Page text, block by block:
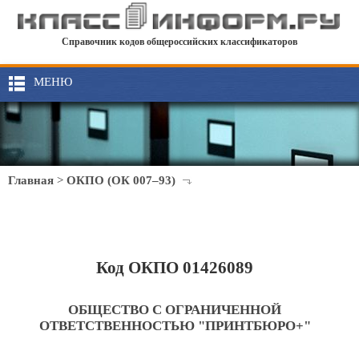
Справочник кодов общероссийских классификаторов
МЕНЮ
Главная > ОКПО (ОК 007–93)
Код ОКПО 01426089
ОБЩЕСТВО С ОГРАНИЧЕННОЙ
ОТВЕТСТВЕННОСТЬЮ "ПРИНТБЮРО+"